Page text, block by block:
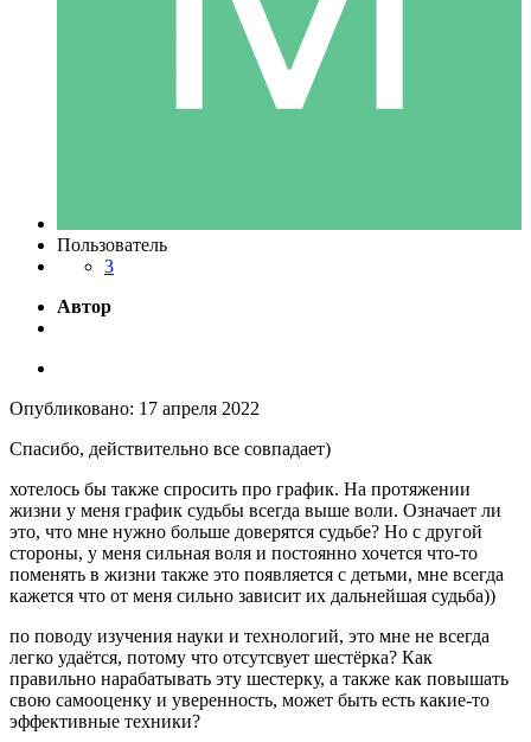
Пользователь
3
Автор
Опубликовано: 17 апреля 2022
Спасибо, действительно все совпадает)
хотелось бы также спросить про график. На протяжении
жизни у меня график судьбы всегда выше воли. Означает ли
это, что мне нужно больше доверятся судьбе? Но с другой
стороны, у меня сильная воля и постоянно хочется что-то
поменять в жизни также это появляется с детьми, мне всегда
кажется что от меня сильно зависит их дальнейшая судьба))
по поводу изучения науки и технологий, это мне не всегда
легко удаётся, потому что отсутсвует шестёрка? Как
правильно нарабатывать эту шестерку, а также как повышать
свою самооценку и уверенность, может быть есть какие-то
эффективные техники?